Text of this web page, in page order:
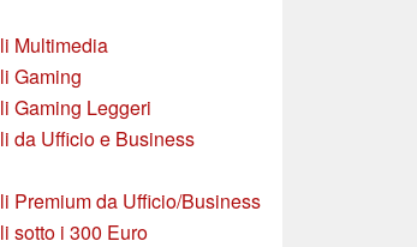
Multimedia
Gaming
Gaming Leggeri
da Ufficio e Business
Premium da Ufficio/Business
sotto i 300 Euro